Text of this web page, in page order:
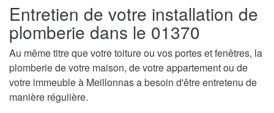
Entretien de votre installation de
plomberie dans le 01370
Au même titre que votre toiture ou vos portes et fenêtres, la
plomberie de votre maison, de votre appartement ou de
votre immeuble à Meillonnas a besoin d'être entretenu de
manière régulière.